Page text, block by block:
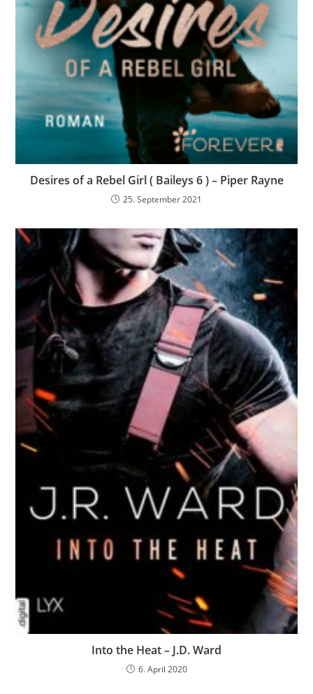
Desires of a Rebel Girl ( Baileys 6 ) – Piper Rayne
25. September 2021
Into the Heat – J.D. Ward
6. April 2020